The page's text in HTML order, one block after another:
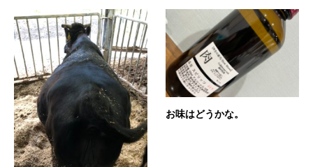
お味はどうかな。